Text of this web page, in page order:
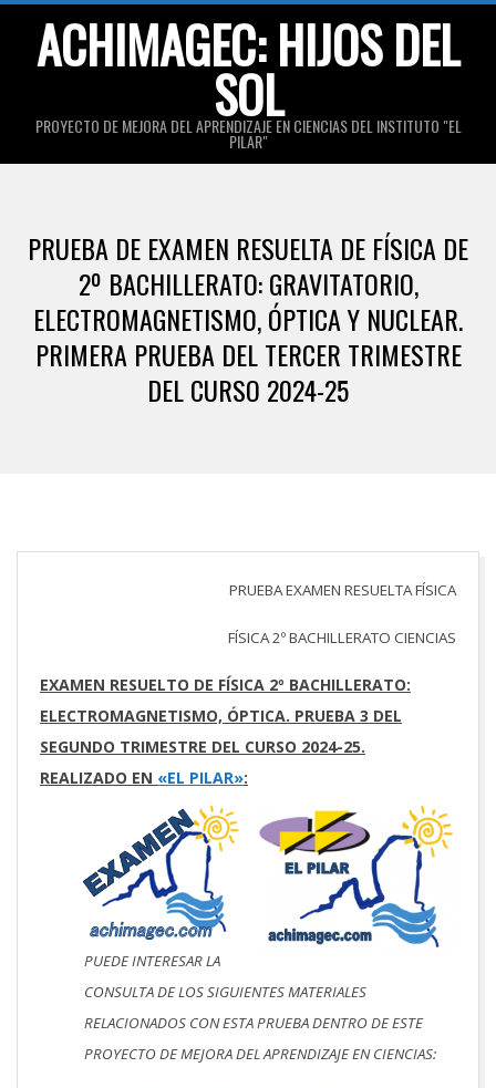
ACHIMAGEC: HIJOS DEL
SOL
PROYECTO DE MEJORA DEL APRENDIZAJE EN CIENCIAS DEL INSTITUTO "EL
PILAR"
Menu
PRUEBA DE EXAMEN RESUELTA DE FÍSICA DE
2º BACHILLERATO: GRAVITATORIO,
ELECTROMAGNETISMO, ÓPTICA Y NUCLEAR.
PRIMERA PRUEBA DEL TERCER TRIMESTRE
DEL CURSO 2024-25
PRUEBA EXAMEN RESUELTA FÍSICA
FÍSICA 2º BACHILLERATO CIENCIAS
EXAMEN RESUELTO DE FÍSICA 2º BACHILLERATO:
ELECTROMAGNETISMO, ÓPTICA. PRUEBA 3 DEL
SEGUNDO TRIMESTRE DEL CURSO 2024-25.
REALIZADO EN «EL PILAR»:
PUEDE INTERESAR LA
CONSULTA DE LOS SIGUIENTES MATERIALES
RELACIONADOS CON ESTA PRUEBA DENTRO DE ESTE
PROYECTO DE MEJORA DEL APRENDIZAJE EN CIENCIAS: